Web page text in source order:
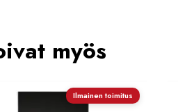
myös
Ilmainen toimitus